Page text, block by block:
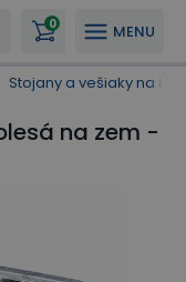
MENU
0
Stojany a vešiaky na
na zem -